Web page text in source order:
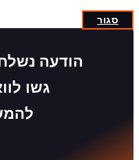
סגור
הודעה
גשו